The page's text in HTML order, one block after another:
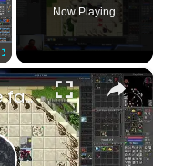
Fullscreen
Now Playing
×
RubinOT: Onde fazer a task de Dark Apprentice